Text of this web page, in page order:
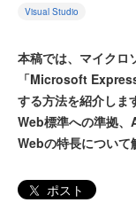
Visual Studio
本稿では、マイクロ
「Microsoft
する方法を紹介しま
Web標準への準拠
Webの特長について
ポスト